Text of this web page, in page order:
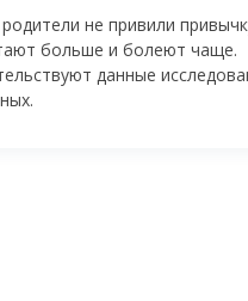
не привили
больше и болеют чаще.
данные